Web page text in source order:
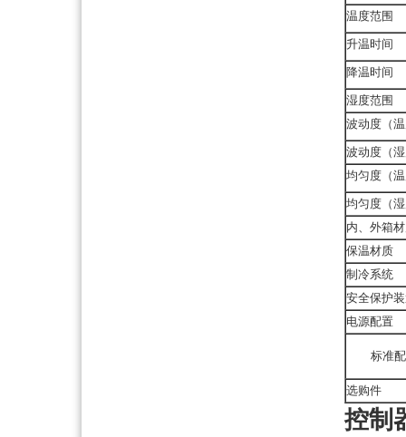
温度范围
升温时间
降温时间
湿度范围
波动度（
波动度（
均匀度（
均匀度（
内、外箱
保温材质
制冷系统
安全保护
电源配置
标准
选购件
控制